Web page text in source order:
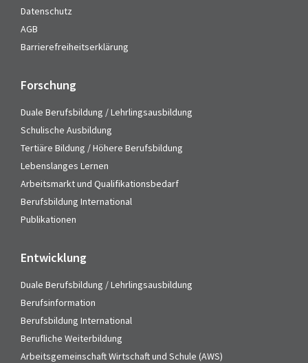
Datenschutz
AGB
Barrierefreiheitserklärung
Forschung
Duale Berufsbildung / Lehrlingsausbildung
Schulische Ausbildung
Tertiäre Bildung / Höhere Berufsbildung
Lebenslanges Lernen
Arbeitsmarkt und Qualifikationsbedarf
Berufsbildung International
Publikationen
Entwicklung
Duale Berufsbildung / Lehrlingsausbildung
Berufsinformation
Berufsbildung International
Berufliche Weiterbildung
Arbeitsgemeinschaft Wirtschaft und Schule (AWS)